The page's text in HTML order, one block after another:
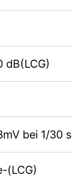
dB(LCG)
bei 1/30 s
(LCG)